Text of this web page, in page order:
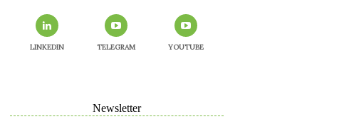
LINKEDIN TELEGRAM YOUTUBE
Newsletter